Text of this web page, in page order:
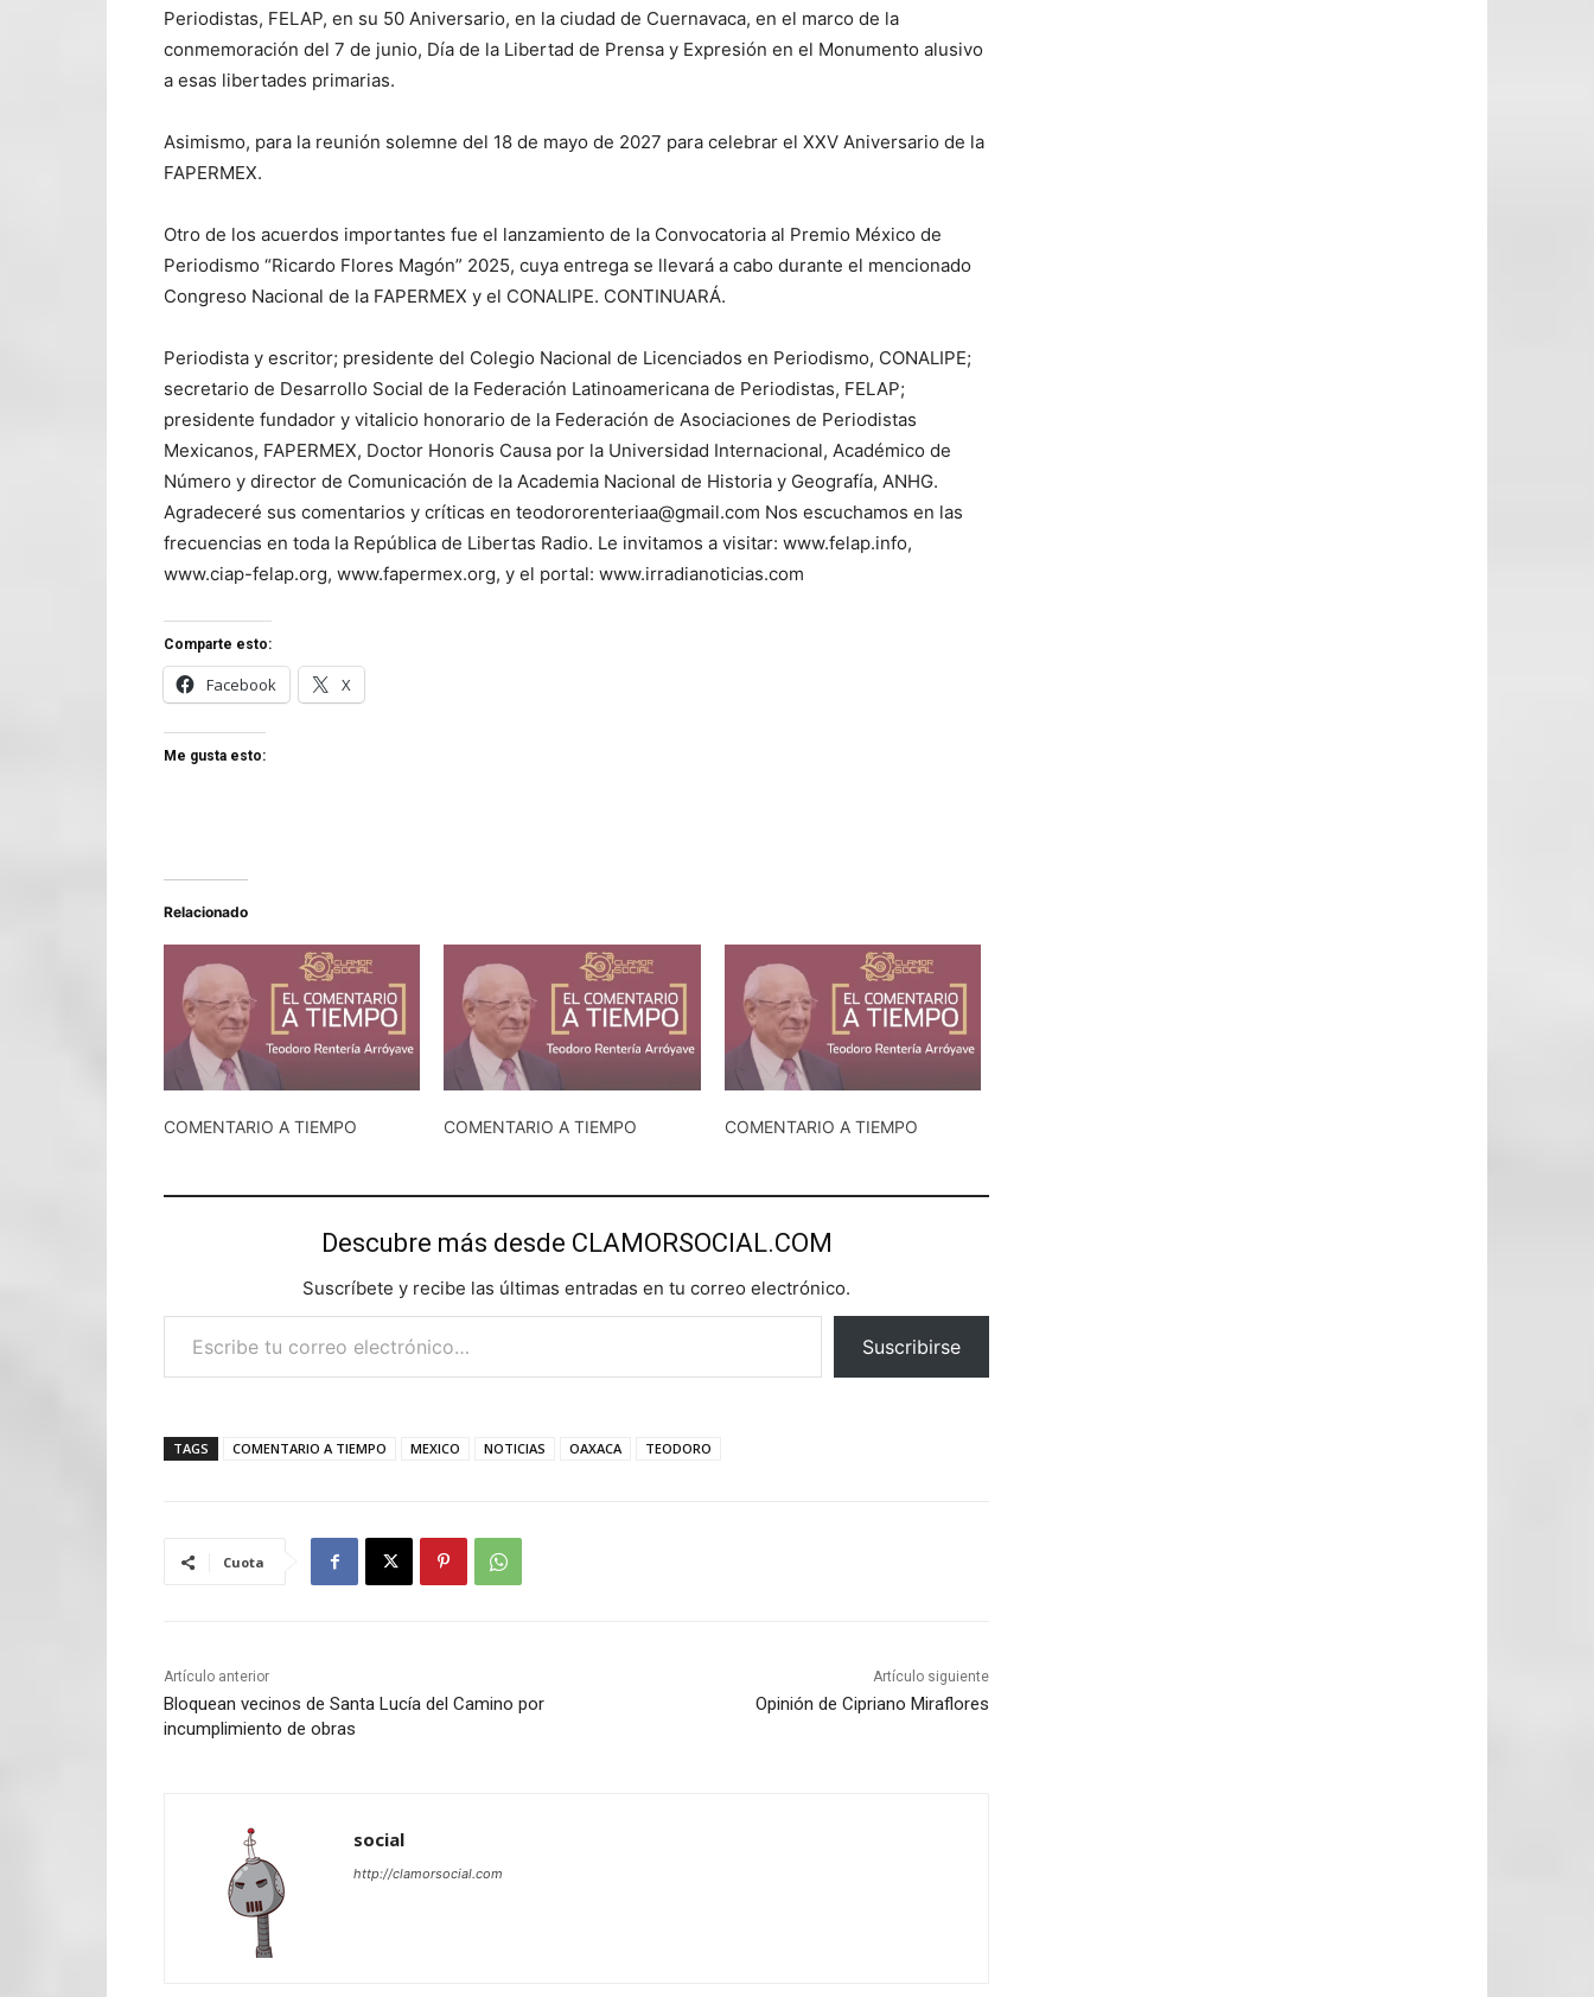
Periodistas, FELAP, en su 50 Aniversario, en la ciudad de Cuernavaca, en el marco de la
conmemoración del 7 de junio, Día de la Libertad de Prensa y Expresión en el Monumento alusivo
a esas libertades primarias.
Asimismo, para la reunión solemne del 18 de mayo de 2027 para celebrar el XXV Aniversario de la
FAPERMEX.
Otro de los acuerdos importantes fue el lanzamiento de la Convocatoria al Premio México de
Periodismo “Ricardo Flores Magón” 2025, cuya entrega se llevará a cabo durante el mencionado
Congreso Nacional de la FAPERMEX y el CONALIPE. CONTINUARÁ.
Periodista y escritor; presidente del Colegio Nacional de Licenciados en Periodismo, CONALIPE;
secretario de Desarrollo Social de la Federación Latinoamericana de Periodistas, FELAP;
presidente fundador y vitalicio honorario de la Federación de Asociaciones de Periodistas
Mexicanos, FAPERMEX, Doctor Honoris Causa por la Universidad Internacional, Académico de
Número y director de Comunicación de la Academia Nacional de Historia y Geografía, ANHG.
Agradeceré sus comentarios y críticas en teodororenteriaa@gmail.com Nos escuchamos en las
frecuencias en toda la República de Libertas Radio. Le invitamos a visitar: www.felap.info,
www.ciap-felap.org, www.fapermex.org, y el portal: www.irradianoticias.com
Comparte esto:
Facebook X
Me gusta esto:
Relacionado
COMENTARIO A TIEMPO COMENTARIO A TIEMPO COMENTARIO A TIEMPO
Descubre más desde CLAMORSOCIAL.COM
Suscríbete y recibe las últimas entradas en tu correo electrónico.
Escribe tu correo electrónico…
Suscribirse
TAGS COMENTARIO A TIEMPO MEXICO NOTICIAS OAXACA TEODORO
Cuota
Artículo anterior
Bloquean vecinos de Santa Lucía del Camino por
incumplimiento de obras
Artículo siguiente
Opinión de Cipriano Miraflores
social
http://clamorsocial.com